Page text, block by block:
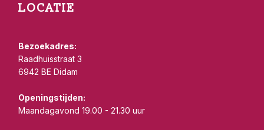
LOCATIE
Bezoekadres:
Raadhuisstraat 3
6942 BE Didam
Openingstijden:
Maandagavond 19.00 - 21.30 uur